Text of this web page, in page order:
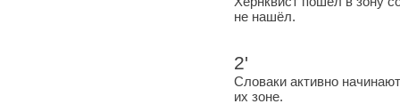
не нашёл.
2'
Словаки активно
их зоне.